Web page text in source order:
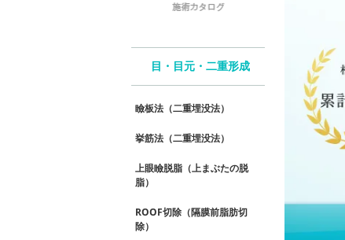
目・目元・二重形成
瞼板法（二重埋没法）
挙筋法（二重埋没法）
上眼瞼脱脂（上まぶたの脱
脂）
ROOF切除（隔膜前脂肪切
除）